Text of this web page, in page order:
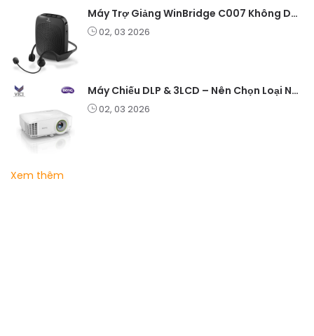
Máy Trợ Giảng WinBridge C007 Không Dây – Pin Lâu, Âm Thanh Rõ
02, 03 2026
Máy Chiếu DLP & 3LCD – Nên Chọn Loại Nào Cho Văn Phòng & Giải Trí?
02, 03 2026
Xem thêm